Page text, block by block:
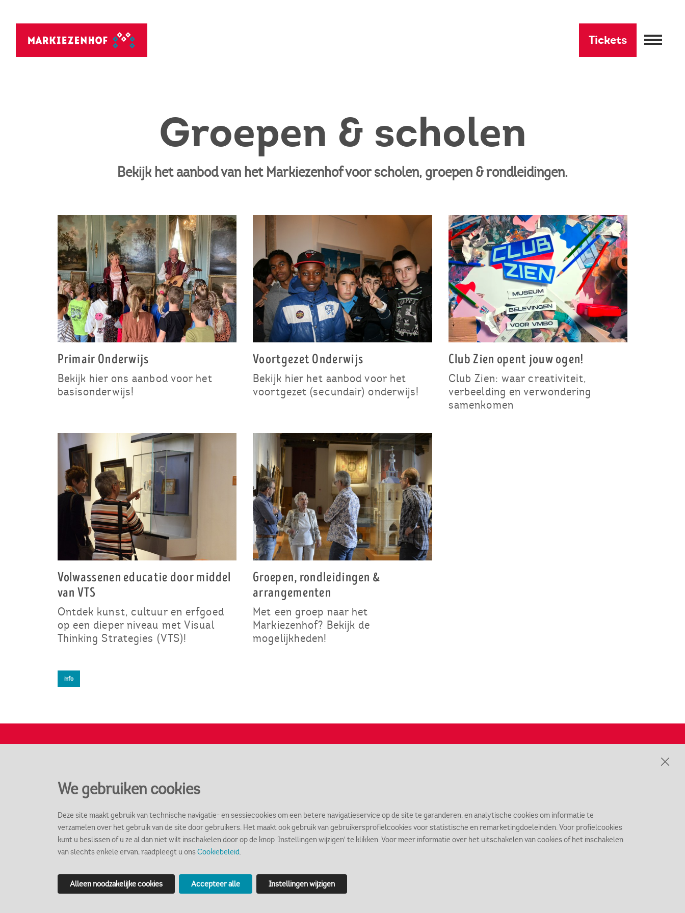
Tickets
Groepen & scholen
Bekijk het aanbod van het Markiezenhof voor scholen, groepen & rondleidingen.
Primair Onderwijs
Bekijk hier ons aanbod voor het
basisonderwijs!
Voortgezet Onderwijs
Bekijk hier het aanbod voor het
voortgezet (secundair) onderwijs!
Club Zien opent jouw ogen!
Club Zien: waar creativiteit,
verbeelding en verwondering
samenkomen
Volwassenen educatie door middel
van VTS
Ontdek kunst, cultuur en erfgoed
op een dieper niveau met Visual
Thinking Strategies (VTS)!
Groepen, rondleidingen &
arrangementen
Met een groep naar het
Markiezenhof? Bekijk de
mogelijkheden!
info
Inschrijven nieuwsbrief
Social
markiezenhof@bergenopzoom.nl
0164 - 277 077
We gebruiken cookies
Deze site maakt gebruik van technische navigatie- en sessiecookies om een betere navigatieservice op de site te garanderen, en analytische cookies om informatie te
verzamelen over het gebruik van de site door gebruikers. Het maakt ook gebruik van gebruikersprofielcookies voor statistische en remarketingdoeleinden. Voor profielcookies
kunt u beslissen of u ze al dan niet wilt inschakelen door op de knop 'Instellingen wijzigen' te klikken. Voor meer informatie over het uitschakelen van cookies of het inschakelen
van slechts enkele ervan, raadpleegt u onsCookiebeleid.
Alleen noodzakelijke cookies Accepteer alle Instellingen wijzigen